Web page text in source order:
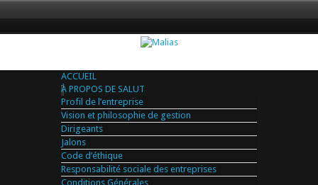
ACCUEIL
À PROPOS DE SALUT
Profil de l’entreprise
Vision et philosophie de gestion
Dirigeants
Jalons
Code d’éthique
Responsabilité sociale des entreprises
Conditions Générales